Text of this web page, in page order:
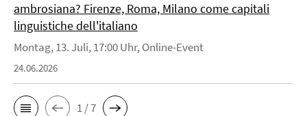
ambrosiana? Firenze, Roma, Milano come capitali
linguistiche dell'italiano
Montag, 13. Juli, 17:00 Uhr, Online-Event
24.06.2026
1 / 7